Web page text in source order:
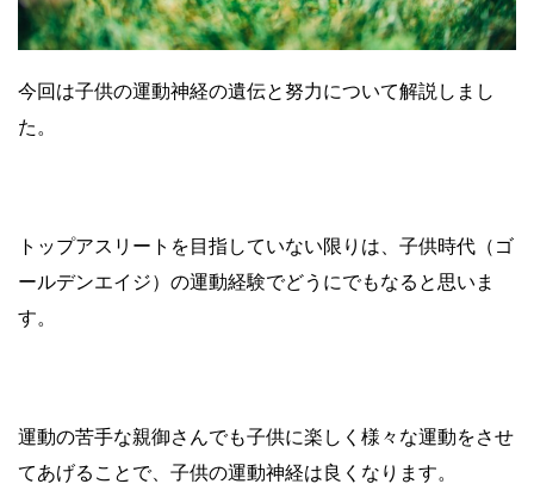
今回は子供の運動神経の遺伝と努力について解説しまし
た。
トップアスリートを目指していない限りは、子供時代（ゴ
ールデンエイジ）の運動経験でどうにでもなると思いま
す。
運動の苦手な親御さんでも子供に楽しく様々な運動をさせ
てあげることで、子供の運動神経は良くなります。